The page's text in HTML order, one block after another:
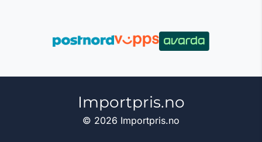
Importpris.no
© 2026 Importpris.no